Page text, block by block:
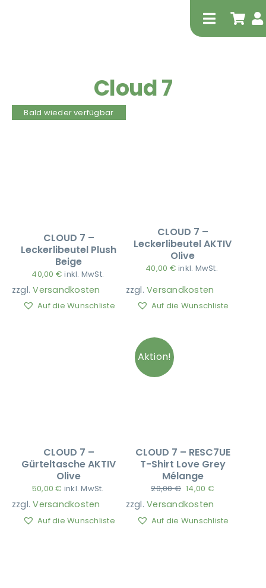
Toggle
Cloud 7
Bald wieder verfügbar
CLOUD 7 –
Leckerlibeutel Plush
Beige
40,00 € inkl. MwSt.
zzgl.Versandkosten
Auf die Wunschliste
CLOUD 7 –
Leckerlibeutel AKTIV
Olive
40,00 € inkl. MwSt.
zzgl.Versandkosten
Auf die Wunschliste
CLOUD 7 –
Gürteltasche AKTIV
Olive
50,00€ inkl. MwSt.
zzgl.Versandkosten
Auf die Wunschliste
Aktion!
CLOUD 7 – RESC7UE
T-Shirt Love Grey
Mélange
20,00€ 14,00 €
zzgl.Versandkosten
Auf die Wunschliste